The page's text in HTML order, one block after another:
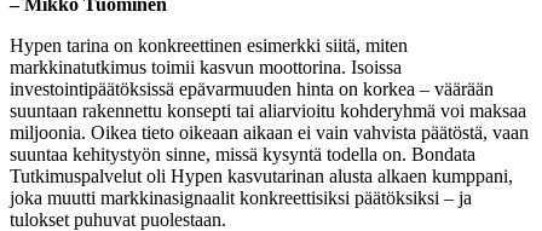
Hypen tarina on konkreettinen esimerkki siitä, miten
markkinatutkimus toimii kasvun moottorina. Isoissa
investointipäätöksissä epävarmuuden hinta on korkea – väärään
suuntaan rakennettu konsepti tai aliarvioitu kohderyhmä voi maksaa
miljoonia. Oikea tieto oikeaan aikaan ei vain vahvista päätöstä, vaan
suuntaa kehitystyön sinne, missä kysyntä todella on. Bondata
Tutkimuspalvelut oli Hypen kasvutarinan alusta alkaen kumppani,
joka muutti markkinasignaalit konkreettisiksi päätöksiksi – ja
tulokset puhuvat puolestaan.